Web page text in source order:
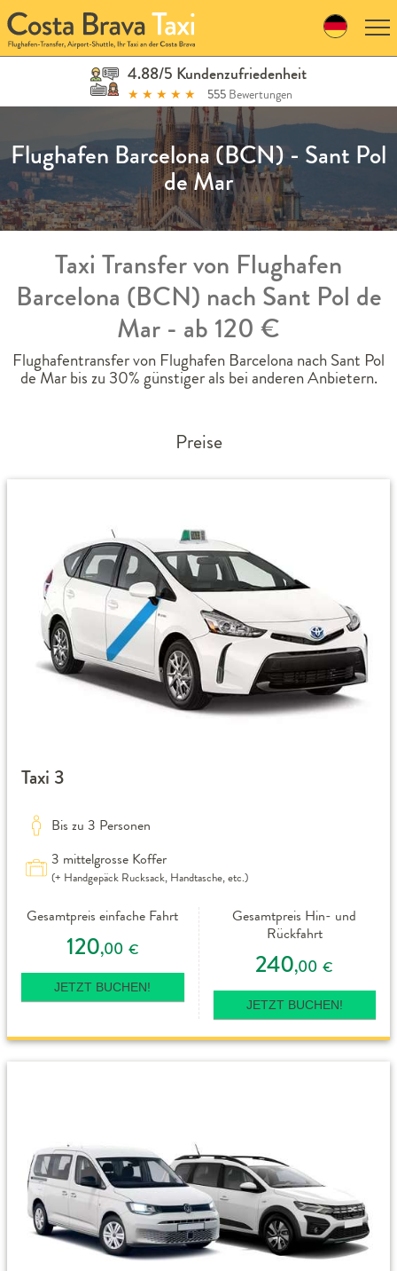
Skip
to
navigation
Skip
4.88/5 Kundenzufriedenheit
★ ★ ★ ★ ★ 555 Bewertungen
Flughafen Barcelona (BCN) - Sant Pol
de Mar
Taxi Transfer von Flughafen
Barcelona (BCN) nach Sant Pol de
Mar - ab 120 €
Flughafentransfer von Flughafen Barcelona nach Sant Pol
de Mar bis zu 30% günstiger als bei anderen Anbietern.
Preise
Taxi 3
Bis zu 3 Personen
3 mittelgrosse Koffer
(+ Handgepäck Rucksack, Handtasche, etc.)
Gesamtpreis einfache Fahrt
120,00 €
JETZT BUCHEN!
Gesamtpreis Hin- und
Rückfahrt
240,00 €
JETZT BUCHEN!